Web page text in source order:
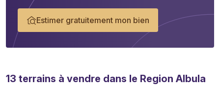
Estimer gratuitement mon bien
13 terrains à vendre dans le Region Albula